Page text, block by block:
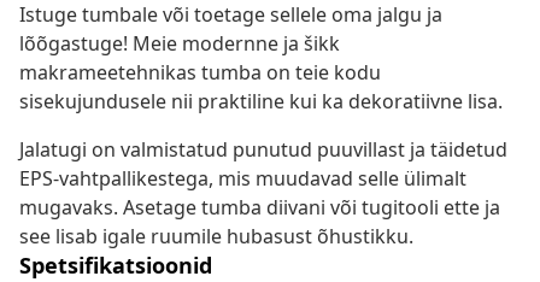
Istuge tumbale või toetage sellele oma jalgu ja
lõõgastuge! Meie modernne ja šikk
makrameetehnikas tumba on teie kodu
sisekujundusele nii praktiline kui ka dekoratiivne lisa.
Jalatugi on valmistatud punutud puuvillast ja täidetud
EPS-vahtpallikestega, mis muudavad selle ülimalt
mugavaks. Asetage tumba diivani või tugitooli ette ja
see lisab igale ruumile hubasust õhustikku.
Spetsifikatsioonid